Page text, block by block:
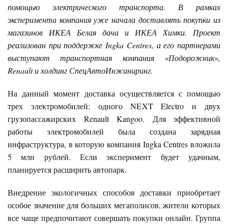
помощью электрического транспорта. В рамках
эксперимента компания уже начала доставлять покупки из
магазинов ИКЕА Белая дача и ИКЕА Химки. Проект
реализован при поддержке Ingka Centres, а его партнерами
выступают транспортная компания «Подорожник»,
Renault и холдинг СпецАвтоИнжиниринг.
На данный момент доставка осуществляется с помощью
трех электромобилей: одного NEXT Electro и двух
грузопассажирских Renault Kangoo. Для эффективной
работы электромобилей была создана зарядная
инфраструктура, в которую компания Ingka Centres вложила
5 млн рублей. Если эксперимент будет удачным,
планируется расширить автопарк.
Внедрение экологичных способов доставки приобретает
особое значение для больших мегаполисов, жители которых
все чаще предпочитают совершать покупки онлайн. Группа